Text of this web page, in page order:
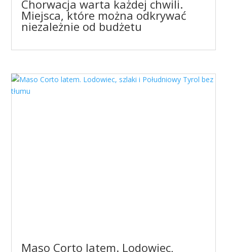
Chorwacja warta każdej chwili.
Miejsca, które można odkrywać
niezależnie od budżetu
Maso Corto latem. Lodowiec,